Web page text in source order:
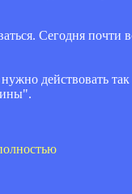
Сегодня почти
действовать